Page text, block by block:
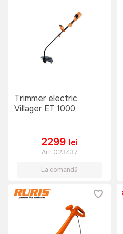
Trimmer electric
Villager ET 1000
2299 lei
Art: 023437
La comandă